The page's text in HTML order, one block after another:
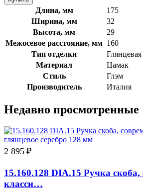
Длина, мм
175
Ширина, мм
32
Высота, мм
29
Межосевое расстояние, мм 160
Тип отделки
Глянцевая
Материал
Цамак
Стиль
Глэм
Производитель
Италия
Недавно просмотренные
2 895 ₽
15.160.128 DIA.15 Ручка скоба,
класси…